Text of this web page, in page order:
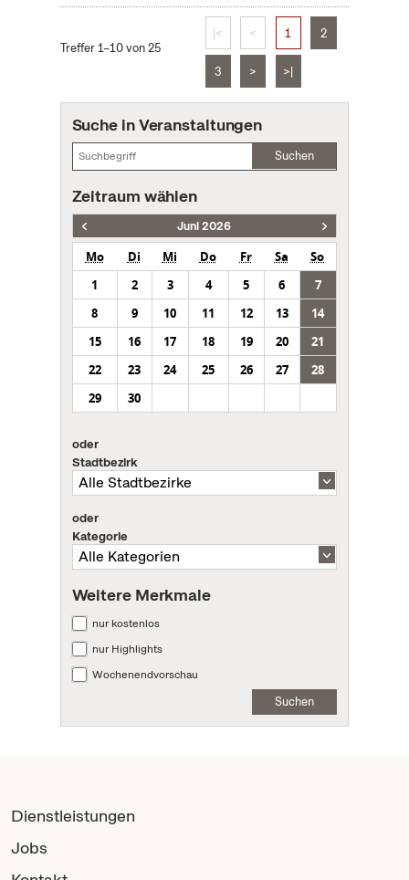
Treffer 1–10 von 25
|< < 1 2
3 > >|
Suche in Veranstaltungen
Suchen
Zeitraum wählen
Juni 2026
Mo Di Mi Do Fr Sa
So
1
2 3 4 5 6
7
8
9 10 11 12 13
14
15
16 17 18 19 20
21
22
23 24 25 26 27
28
29
30
oder
Stadtbezirk
oder
Kategorie
Weitere Merkmale
nur kostenlos
nur Highlights
Wochenendvorschau
Suchen
Dienstleistungen
Jobs